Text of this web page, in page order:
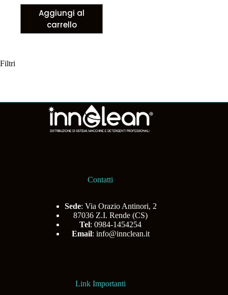
Aggiungi al
carrello
Filtri
Contatti
Sede: Via Orazio Antinori, 2
87036 Z.I. Rende (CS)
Tel: 0984-1454254
Email: info@innclean.it
Link Importanti